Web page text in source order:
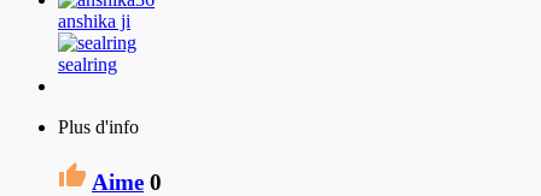
anshika ji
sealring
Plus d'info
Aime 0